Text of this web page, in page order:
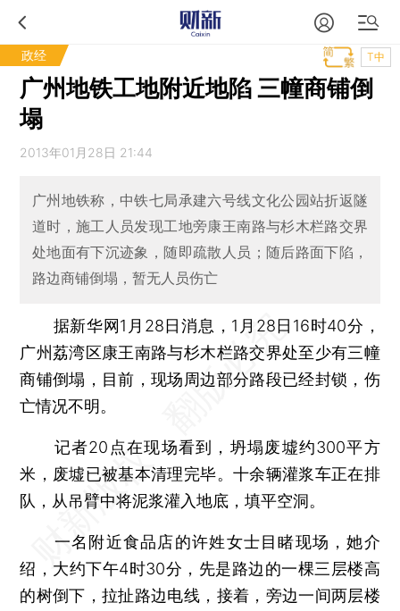
政经 T中
广州地铁工地附近地陷 三幢商铺倒
塌
2013年01月28日 21:44
广州地铁称，中铁七局承建六号线文化公园站折返隧
道时，施工人员发现工地旁康王南路与杉木栏路交界
处地面有下沉迹象，随即疏散人员；随后路面下陷，
路边商铺倒塌，暂无人员伤亡
据新华网1月28日消息，1月28日16时40分，
广州荔湾区康王南路与杉木栏路交界处至少有三幢
商铺倒塌，目前，现场周边部分路段已经封锁，伤
亡情况不明。
记者20点在现场看到，坍塌废墟约300平方
米，废墟已被基本清理完毕。十余辆灌浆车正在排
队，从吊臂中将泥浆灌入地底，填平空洞。
一名附近食品店的许姓女士目睹现场，她介
绍，大约下午4时30分，先是路边的一棵三层楼高
的树倒下，拉扯路边电线，接着，旁边一间两层楼